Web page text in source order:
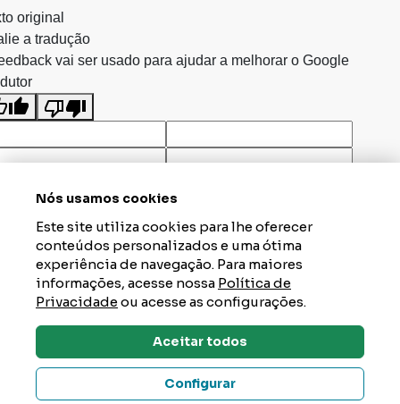
Dúvidas? Tire Aqui
Nós usamos cookies
Este site utiliza cookies para lhe oferecer
conteúdos personalizados e uma ótima
experiência de navegação. Para maiores
informações, acesse nossa Política de
Privacidadeou acesse as configurações.
Aceitar todos
Configurar
original
a tradução
vai ser usado para ajudar a melhorar o Google